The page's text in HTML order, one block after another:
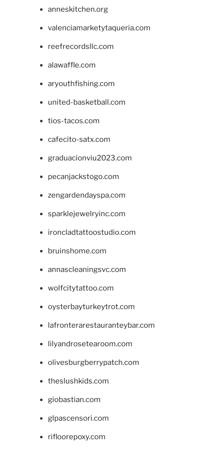
anneskitchen.org
valenciamarketytaqueria.com
reefrecordsllc.com
alawaffle.com
aryouthfishing.com
united-basketball.com
tios-tacos.com
cafecito-satx.com
graduacionviu2023.com
pecanjackstogo.com
zengardendayspa.com
sparklejewelryinc.com
ironcladtattoostudio.com
bruinshome.com
annascleaningsvc.com
wolfcitytattoo.com
oysterbayturkeytrot.com
lafronterarestauranteybar.com
lilyandrosetearoom.com
olivesburgberrypatch.com
theslushkids.com
giobastian.com
glpascensori.com
rifloorepoxy.com